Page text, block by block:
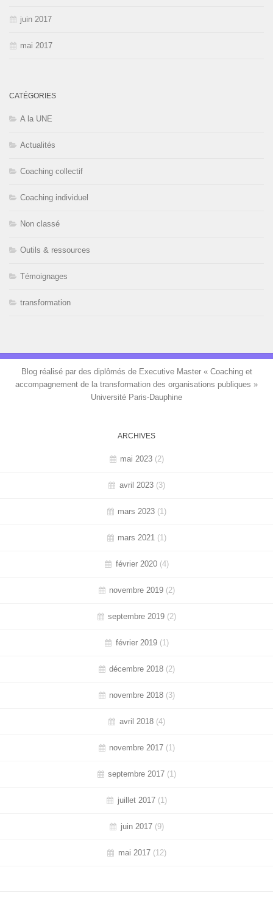
juin 2017
mai 2017
CATÉGORIES
A la UNE
Actualités
Coaching collectif
Coaching individuel
Non classé
Outils & ressources
Témoignages
transformation
Blog réalisé par des diplômés de Executive Master « Coaching et
accompagnement de la transformation des organisations publiques »
Université Paris-Dauphine
ARCHIVES
mai 2023 (2)
avril 2023(3)
mars 2023 (1)
mars 2021 (1)
février 2020(4)
novembre 2019 (2)
septembre 2019 (2)
février 2019(1)
décembre 2018 (2)
novembre 2018 (3)
avril 2018(4)
novembre 2017 (1)
septembre 2017 (1)
juillet 2017(1)
juin 2017(9)
mai 2017(12)